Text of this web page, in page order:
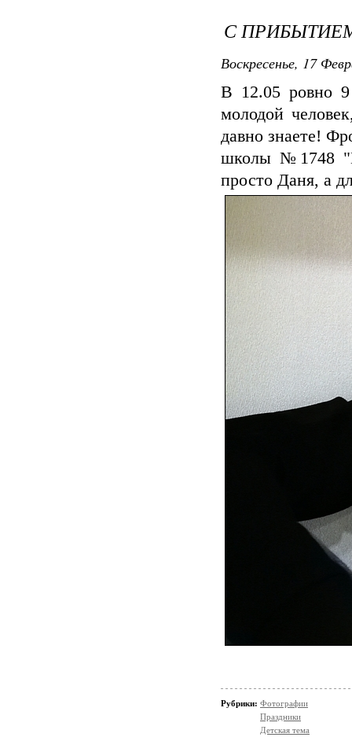
С
Воскресенье, 17
В 12.05 ровно 9
молодой
давно знаете!
школы №1748
просто Даня, а
Рубрики: Фотографии
Праздники
Детская тема